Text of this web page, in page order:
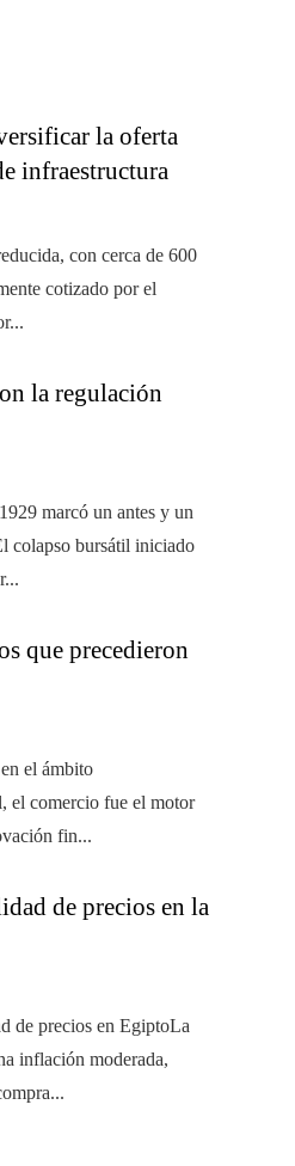
la oferta
infraestructura
con cerca de 600
cotizado por el
la regulación
marcó un antes y un
colapso bursátil iniciado
que precedieron
el ámbito
el comercio fue el motor
fin...
de precios en la
de precios en EgiptoLa
inflación moderada,